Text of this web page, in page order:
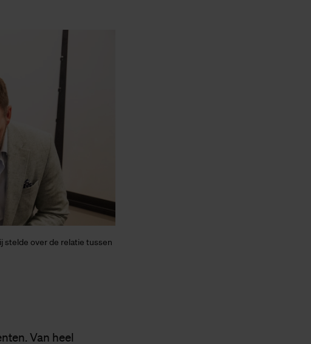
stelde over de relatie tussen
Van heel